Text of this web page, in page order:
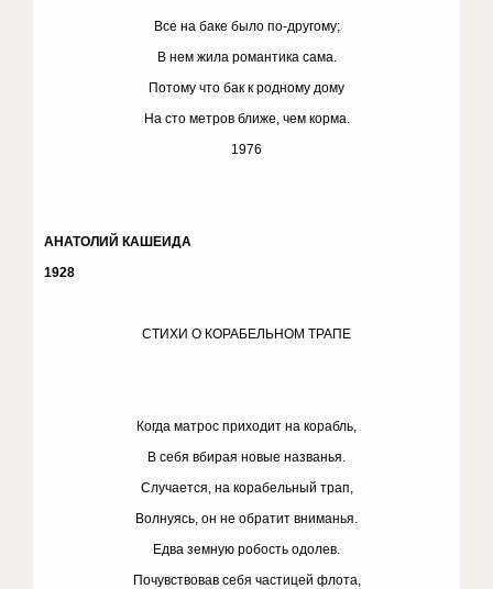
Все на баке было по-другому;
В нем жила романтика сама.
Потому что бак к родному дому
На сто метров ближе, чем корма.
1976
АНАТОЛИЙ КАШЕИДА
1928
СТИХИ О КОРАБЕЛЬНОМ ТРАПЕ
Когда матрос приходит на корабль,
В себя вбирая новые названья.
Случается, на корабельный трап,
Волнуясь, он не обратит вниманья.
Едва земную робость одолев.
Почувствовав себя частицей флота,